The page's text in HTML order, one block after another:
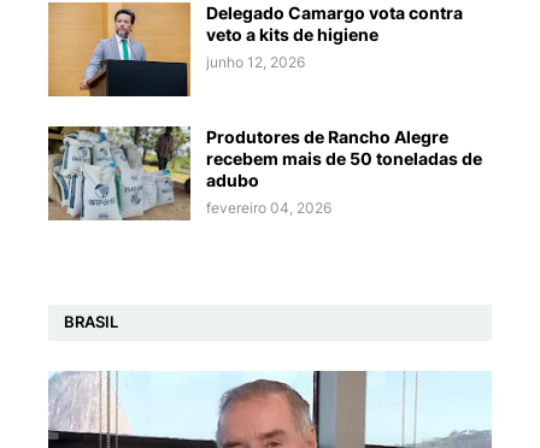
Delegado Camargo vota contra
veto a kits de higiene
junho 12, 2026
Produtores de Rancho Alegre
recebem mais de 50 toneladas de
adubo
fevereiro 04, 2026
BRASIL